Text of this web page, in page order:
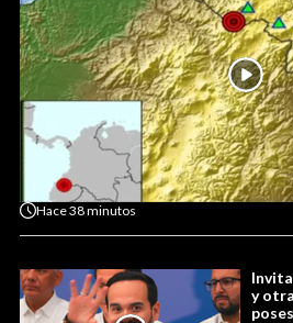
Hace38 minutos
y